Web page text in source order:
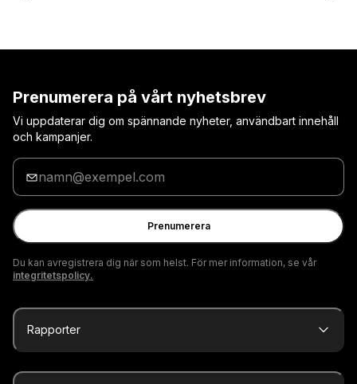
Prenumerera på vårt nyhetsbrev
Vi uppdaterar dig om spännande nyheter, användbart innehåll
och kampanjer.
Ange
din
e-
postadress
Prenumerera
Du kan avregistrera dig när som helst. För mer information, se vår
integritetspolicy.
Rapporter